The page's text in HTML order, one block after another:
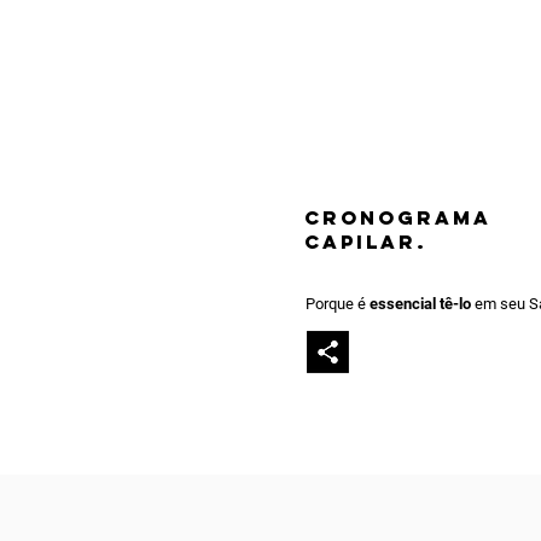
CRONOGRAMA
CAPILAR.
Porque é essencial tê-lo em seu